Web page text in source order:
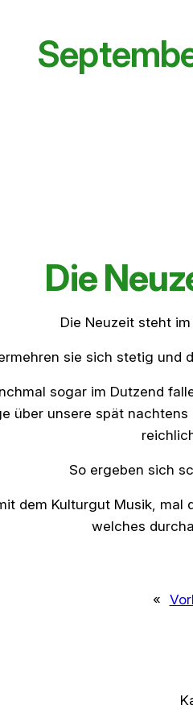
Die
Die Neuzeit steht
sie sich stetig und
sogar im Dutzend
über unsere spät
So ergeben sich
dem Kulturgut Musik,
welches
«